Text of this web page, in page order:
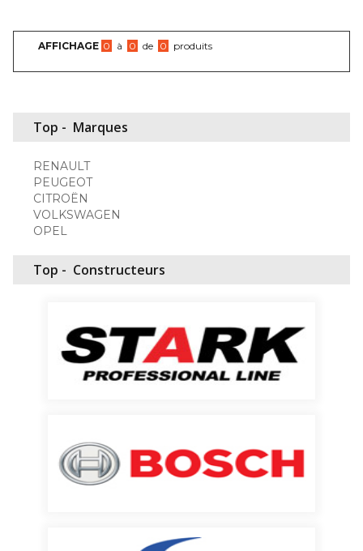
AFFICHAGE 0 à 0 de 0 produits
Top - Marques
RENAULT
PEUGEOT
CITROËN
VOLKSWAGEN
OPEL
Top - Constructeurs